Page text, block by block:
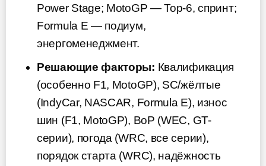
Power Stage; MotoGP — Top-6, спринт;
Formula E — подиум,
энергоменеджмент.
Решающие факторы: Квалификация
(особенно F1, MotoGP), SC/жёлтые
(IndyCar, NASCAR, Formula E), износ
шин (F1, MotoGP), BoP (WEC, GT-
серии), погода (WRC, все серии),
порядок старта (WRC), надёжность